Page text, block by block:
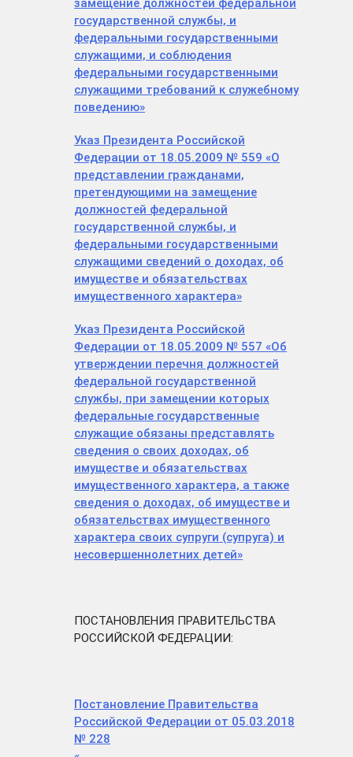
замещение должностей федеральной
государственной службы, и
федеральными государственными
служащими, и соблюдения
федеральными государственными
служащими требований к служебному
поведению»
Указ Президента Российской
Федерации от 18.05.2009 № 559 «О
представлении гражданами,
претендующими на замещение
должностей федеральной
государственной службы, и
федеральными государственными
служащими сведений о доходах, об
имуществе и обязательствах
имущественного характера»
Указ Президента Российской
Федерации от 18.05.2009 № 557 «Об
утверждении перечня должностей
федеральной государственной
службы, при замещении которых
федеральные государственные
служащие обязаны представлять
сведения о своих доходах, об
имуществе и обязательствах
имущественного характера, а также
сведения о доходах, об имуществе и
обязательствах имущественного
характера своих супруги (супруга) и
несовершеннолетних детей»
ПОСТАНОВЛЕНИЯ ПРАВИТЕЛЬСТВА
РОССИЙСКОЙ ФЕДЕРАЦИИ:
Постановление Правительства
Российской Федерации от 05.03.2018
№ 228